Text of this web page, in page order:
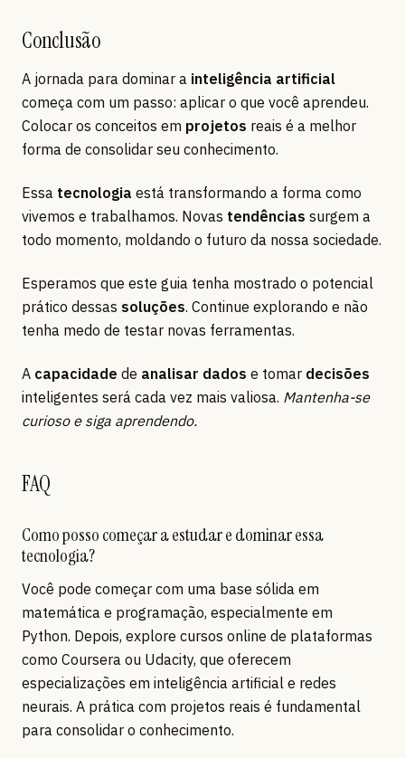
Conclusão
A jornada para dominar a inteligência artificial
começa com um passo: aplicar o que você aprendeu.
Colocar os conceitos em projetos reais é a melhor
forma de consolidar seu conhecimento.
Essa tecnologia está transformando a forma como
vivemos e trabalhamos. Novas tendências surgem a
todo momento, moldando o futuro da nossa sociedade.
Esperamos que este guia tenha mostrado o potencial
prático dessas soluções. Continue explorando e não
tenha medo de testar novas ferramentas.
A capacidade de analisar dados e tomar decisões
inteligentes será cada vez mais valiosa. Mantenha-se
curioso e siga aprendendo.
FAQ
Como posso começar a estudar e dominar essa
tecnologia?
Você pode começar com uma base sólida em
matemática e programação, especialmente em
Python. Depois, explore cursos online de plataformas
como Coursera ou Udacity, que oferecem
especializações em inteligência artificial e redes
neurais. A prática com projetos reais é fundamental
para consolidar o conhecimento.